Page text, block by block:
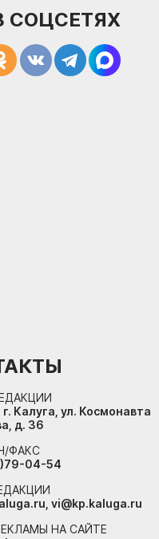
СОЦСЕТЯХ
Калуга, ул. Космонавта
д. 36
ФАКС
04-54
vi@kp.kaluga.ru
НА САЙТЕ